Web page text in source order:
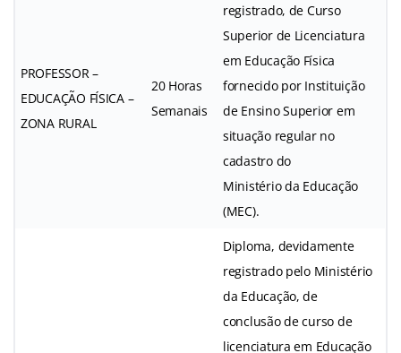
PROFESSOR –
EDUCAÇÃO FÍSICA –
ZONA RURAL
20 Horas
Semanais
registrado, de Curso
Superior de Licenciatura
em Educação Física
fornecido por Instituição
de Ensino Superior em
situação regular no
cadastro do
Ministério da Educação
(MEC).
Diploma, devidamente
registrado pelo Ministério
da Educação, de
conclusão de curso de
licenciatura em Educação